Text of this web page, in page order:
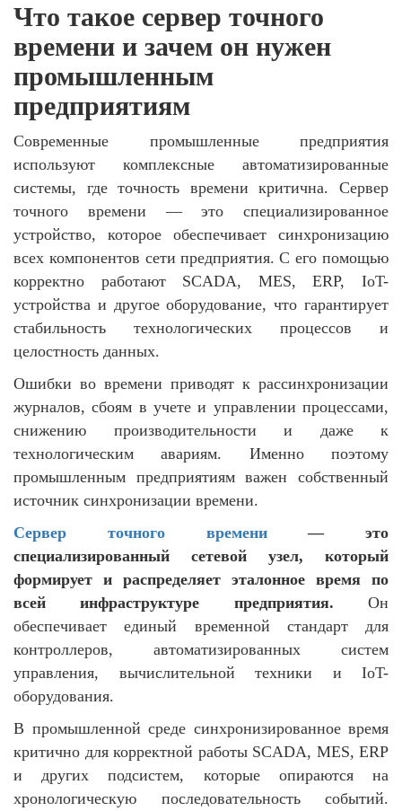
Что такое сервер точного
времени и зачем он нужен
промышленным
предприятиям
Современные промышленные предприятия
используют комплексные автоматизированные
системы, где точность времени критична. Сервер
точного времени — это специализированное
устройство, которое обеспечивает синхронизацию
всех компонентов сети предприятия. С его помощью
корректно работают SCADA, MES, ERP, IoT-
устройства и другое оборудование, что гарантирует
стабильность технологических процессов и
целостность данных.
Ошибки во времени приводят к рассинхронизации
журналов, сбоям в учете и управлении процессами,
снижению производительности и даже к
технологическим авариям. Именно поэтому
промышленным предприятиям важен собственный
источник синхронизации времени.
Сервер точного времени— это
специализированный сетевой узел, который
формирует и распределяет эталонное время по
всей инфраструктуре предприятия. Он
обеспечивает единый временной стандарт для
контроллеров, автоматизированных систем
управления, вычислительной техники и IoT-
оборудования.
В промышленной среде синхронизированное время
критично для корректной работы SCADA, MES, ERP
и других подсистем, которые опираются на
хронологическую последовательность событий.